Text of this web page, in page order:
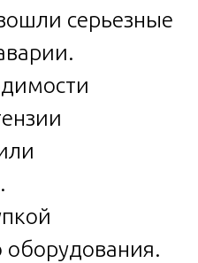
серьезные
оборудования.